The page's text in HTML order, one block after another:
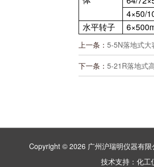
4×50/
水平转子
上一条： 5-5N落地式
下一条： 5-21R落地式
Copyright © 2026 广州沪瑞明仪器有
技术支持： 化工